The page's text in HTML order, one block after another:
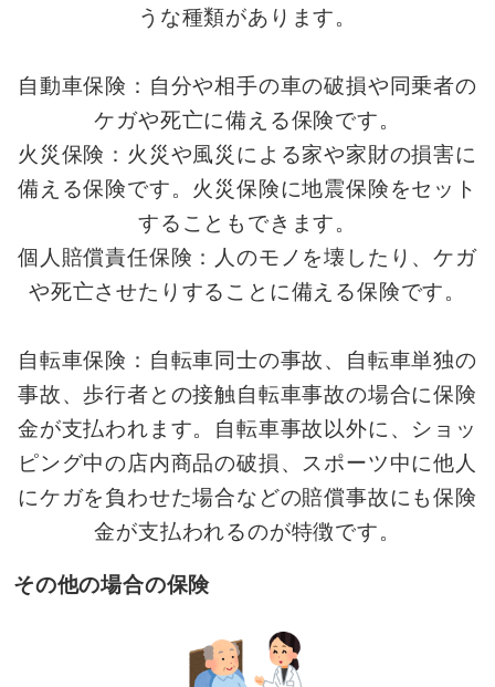
うな種類があります。
自動車保険：自分や相手の車の破損や同乗者の
ケガや死亡に備える保険です。
火災保険：火災や風災による家や家財の損害に
備える保険です。火災保険に地震保険をセット
することもできます。
個人賠償責任保険：人のモノを壊したり、ケガ
や死亡させたりすることに備える保険です。
自転車保険：自転車同士の事故、自転車単独の
事故、歩行者との接触自転車事故の場合に保険
金が支払われます。自転車事故以外に、ショッ
ピング中の店内商品の破損、スポーツ中に他人
にケガを負わせた場合などの賠償事故にも保険
金が支払われるのが特徴です。
その他の場合の保険